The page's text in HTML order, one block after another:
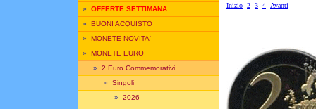
» OFFERTE SETTIMANA
» BUONI ACQUISTO
» MONETE NOVITA'
» MONETE EURO
» 2 Euro Commemorativi
» Singoli
» 2026
Inizio 2 3 4 Avanti